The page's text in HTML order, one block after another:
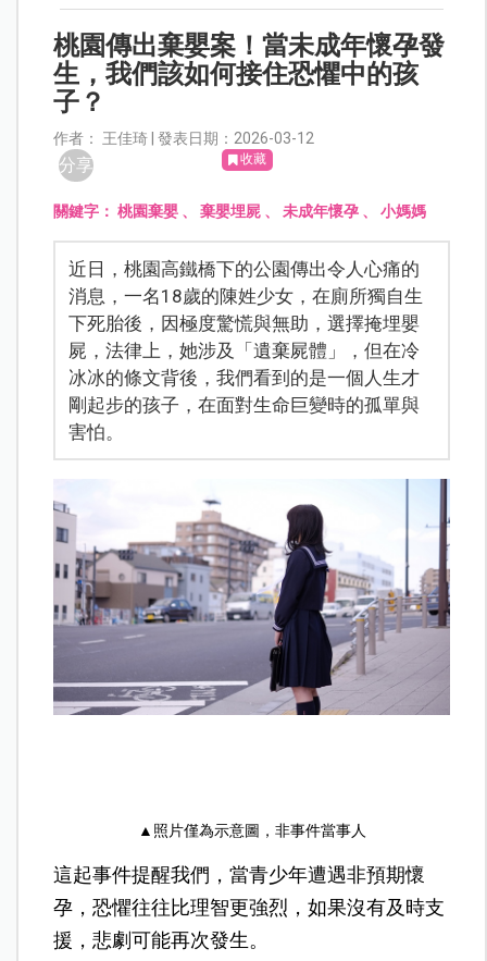
桃園傳出棄嬰案！當未成年懷孕發
生，我們該如何接住恐懼中的孩
子？
作者： 王佳琦 | 發表日期：2026-03-12
分享 收藏
關鍵字：桃園棄嬰 、棄嬰埋屍 、未成年懷孕 、小媽媽
近日，桃園高鐵橋下的公園傳出令人心痛的
消息，一名18歲的陳姓少女，在廁所獨自生
下死胎後，因極度驚慌與無助，選擇掩埋嬰
屍，法律上，她涉及「遺棄屍體」，但在冷
冰冰的條文背後，我們看到的是一個人生才
剛起步的孩子，在面對生命巨變時的孤單與
害怕。
▲照片僅為示意圖，非事件當事人
這起事件提醒我們，當青少年遭遇非預期懷
孕，恐懼往往比理智更強烈，如果沒有及時支
援，悲劇可能再次發生。